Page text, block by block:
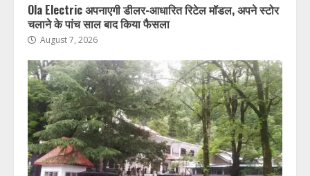
Ola Electric अपनाएगी डीलर-आधारित रिटेल मॉडल, अपने स्टोर
चलाने के पांच साल बाद किया फैसला
August 7, 2026